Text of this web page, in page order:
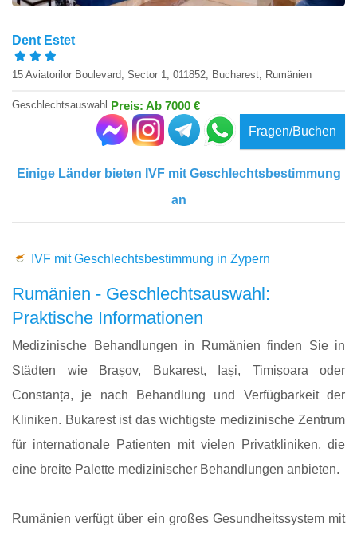
Dent Estet
15 Aviatorilor Boulevard, Sector 1, 011852, Bucharest, Rumänien
Geschlechtsauswahl Preis: Ab 7000 €
Fragen/Buchen
Einige Länder bieten IVF mit Geschlechtsbestimmung
an
IVF mit Geschlechtsbestimmung in Zypern
Rumänien - Geschlechtsauswahl:
Praktische Informationen
Medizinische Behandlungen in Rumänien finden Sie in
Städten wie Brașov, Bukarest, Iași, Timișoara oder
Constanța, je nach Behandlung und Verfügbarkeit der
Kliniken. Bukarest ist das wichtigste medizinische Zentrum
für internationale Patienten mit vielen Privatkliniken, die
eine breite Palette medizinischer Behandlungen anbieten.
Rumänien verfügt über ein großes Gesundheitssystem mit